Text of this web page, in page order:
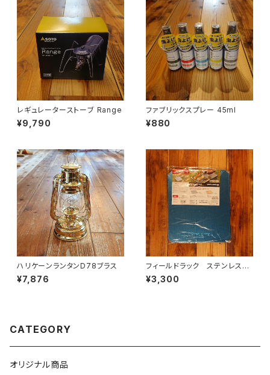
レギュレーターストーブ Range
¥9,790
ファブリックスプレー 45ml
¥880
ハリケーンランタンD78ブラス
¥7,876
フィールドラック ステンレス天
板 ハーフ
¥3,300
CATEGORY
オリジナル商品